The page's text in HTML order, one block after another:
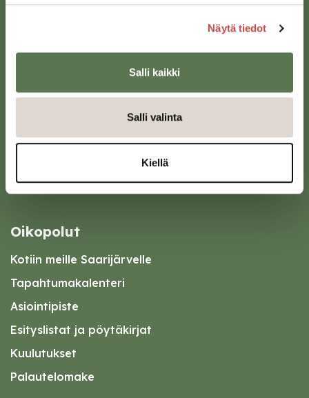
Näytä tiedot
Salli kaikki
Salli valinta
Kiellä
Sivulantie 11, PL 13
kirjaamo@saarijarvi.fi
Oikopolut
Kotiin meille Saarijärvelle
Tapahtumakalenteri
Asiointipiste
Esityslistat ja pöytäkirjat
Kuulutukset
Palautelomake